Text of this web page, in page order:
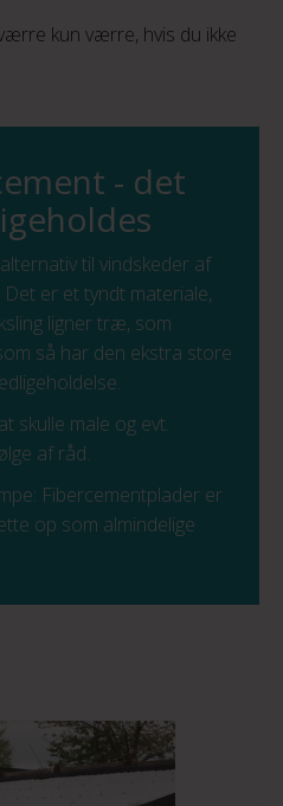
kun værre, hvis du ikke
- det
til vindskeder af
er et tyndt materiale,
ligner træ, som
så har den ekstra store
skulle male og evt.
af råd.
Fibercementplader er
op som almindelige